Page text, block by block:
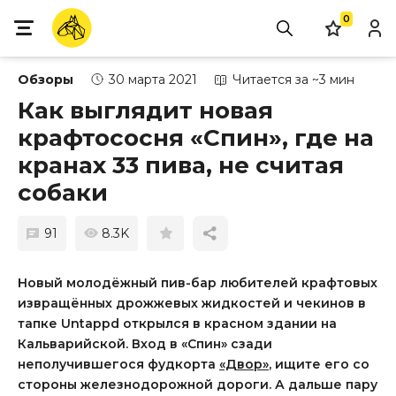
0
Обзоры 30 марта 2021 Читается за ~3 мин
Как выглядит новая
крафтососня «Спин», где на
кранах 33 пива, не считая
собаки
91 8.3K
Новый молодёжный пив-бар любителей крафтовых
извращённых дрожжевых жидкостей и чекинов в
тапке Untappd открылся в красном здании на
Кальварийской. Вход в «Спин» сзади
неполучившегося фудкорта «Двор», ищите его со
стороны железнодорожной дороги. А дальше пару